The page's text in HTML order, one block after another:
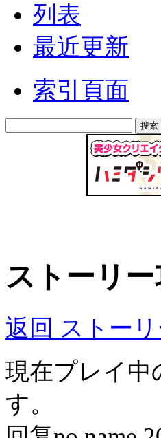
列表
最近更新
索引頁面
ストーリ
返回 ストー
現在プレイ中
す。